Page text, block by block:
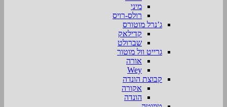
מיני
רולס-רויס
ג’נרל מוטורס
קדילאק
שברולט
גרייט וול מוטור
אורה
Wey
קבוצת הונדה
אקורה
הונדה